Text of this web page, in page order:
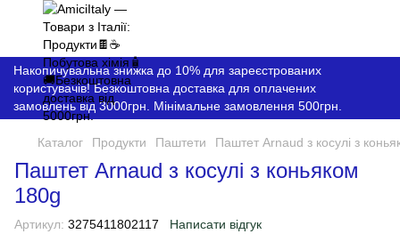
Накопичувальна знижка до 10% для зареєстрованих
користувачів! Безкоштовна доставка для оплачених
замовлень від 3000грн. Мінімальне замовлення 500грн.
Каталог Продукти Паштети Паштет Arnaud з косулі з
Паштет Arnaud з косулі з коньяком
180g
Артикул: 3275411802117 Написати відгук